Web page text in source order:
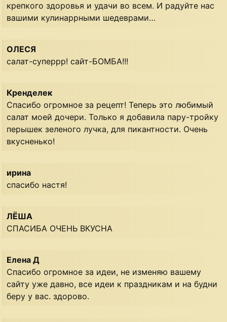
крепкого здоровья и удачи во всем. И радуйте нас
вашими кулинаррными шедеврами…
ОЛЕСЯ
салат-суперрр! сайт-БОМБА!!!
Кренделек
Спасибо огромное за рецепт! Теперь это любимый
салат моей дочери. Только я добавила пару-тройку
перышек зеленого лучка, для пикантности. Очень
вкусненько!
ирина
спасибо настя!
ЛЁША
СПАСИБА ОЧЕНЬ ВКУСНА
Елена Д
Спасибо огромное за идеи, не изменяю вашему
сайту уже давно, все идеи к праздникам и на будни
беру у вас. здорово.